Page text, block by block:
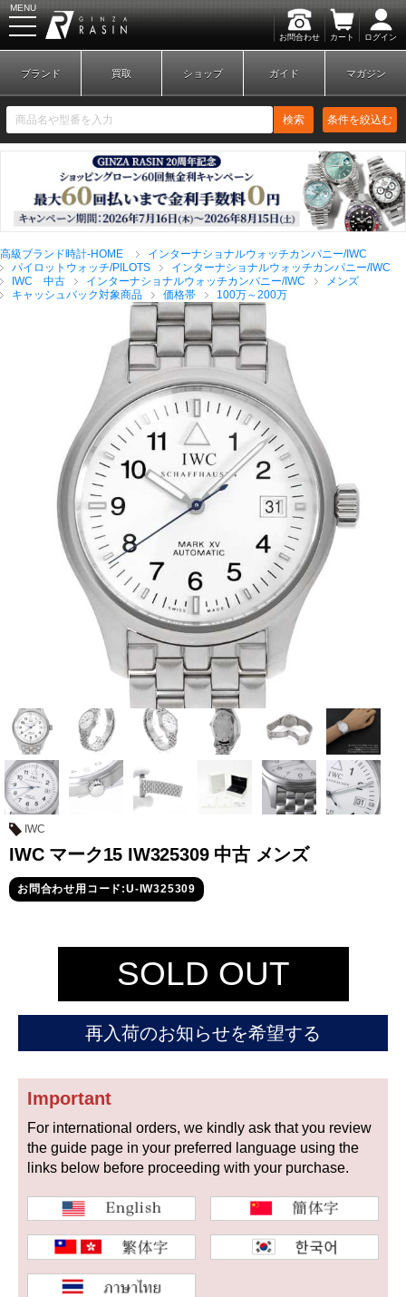
お問合わせ カート ログイン
MENU
新規会員登録 ログイン
ブランドから探す
全てのブランドを見
る
ロレックス
パテック
フィリップ
オーデマピゲ ウブロ カルティエ
グランド
セイコー
オメガ IWC
コンスタンタン
チューダー
商品の状態から探す
新品 未使用品
中古品 アンティーク品
WEB限定品 SALE
複数条件で商品を絞り込む
ブランド 買取 ショップ ガイド マガジン
検索 条件を絞込む
高級ブランド時計-HOME
インターナショナルウォッチカンパニー/IWC
パイロットウォッチ/PILOTS
インターナショナルウォッチカンパニー/IWC
IWC 中古
インターナショナルウォッチカンパニー/IWC
メンズ
キャッシュバック対象商品
価格帯 100万～200万
IWC
IWC マーク15 IW325309 中古 メンズ
お問合わせ用コード:U-IW325309
SOLD OUT
再入荷のお知らせを希望する
Important
For international orders, we kindly ask that you review
the guide page in your preferred language using the
links below before proceeding with your purchase.